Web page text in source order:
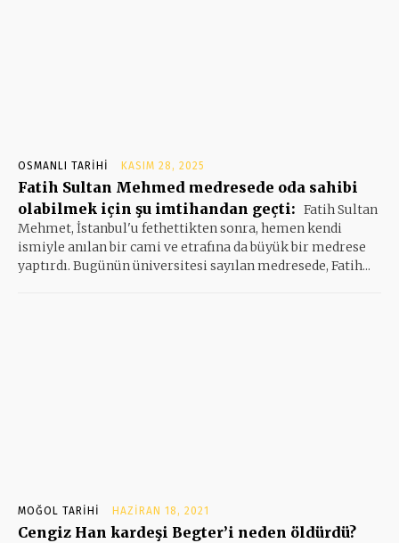
OSMANLI TARIHI KASIM 28, 2025
Fatih Sultan Mehmed medresede oda sahibi
olabilmek için şu imtihandan geçti: Fatih Sultan
Mehmet, İstanbul'u fethettikten sonra, hemen kendi
ismiyle anılan bir cami ve etrafına da büyük bir medrese
yaptırdı. Bugünün üniversitesi sayılan medresede, Fatih...
MOĞOL TARIHI HAZIRAN 18, 2021
Cengiz Han kardeşi Begter’i neden öldürdü?